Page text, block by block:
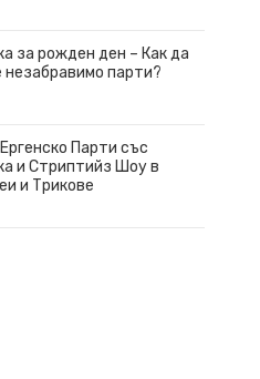
за рожден ден – Как да
незабравимо парти?
Парти със
и Стриптийз Шоу в
и Трикове